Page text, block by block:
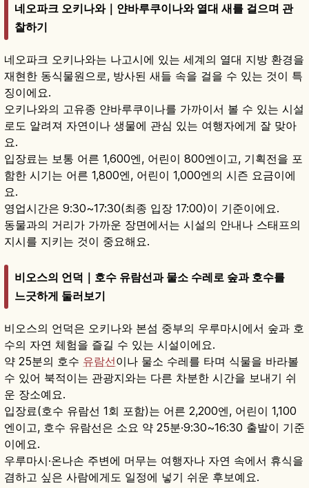
네오파크 오키나와｜얀바루쿠이나와 열대 새를 걸으며 관
찰하기
네오파크 오키나와는 나고시에 있는 세계의 열대 지방 환경을
재현한 동식물원으로, 방사된 새들 속을 걸을 수 있는 것이 특
징이에요.
오키나와의 고유종 얀바루쿠이나를 가까이서 볼 수 있는 시설
로도 알려져 자연이나 생물에 관심 있는 여행자에게 잘 맞아
요.
입장료는 보통 어른 1,600엔, 어린이 800엔이고, 기획전을 포
함한 시기는 어른 1,800엔, 어린이 1,000엔의 시즌 요금이에
요.
영업시간은 9:30~17:30(최종 입장 17:00)이 기준이에요.
동물과의 거리가 가까운 장면에서는 시설의 안내나 스태프의
지시를 지키는 것이 중요해요.
비오스의 언덕｜호수 유람선과 물소 수레로 숲과 호수를
느긋하게 둘러보기
비오스의 언덕은 오키나와 본섬 중부의 우루마시에서 숲과 호
수의 자연 체험을 즐길 수 있는 시설이에요.
약 25분의 호수 유람선이나 물소 수레를 타며 식물을 바라볼
수 있어 북적이는 관광지와는 다른 차분한 시간을 보내기 쉬
운 장소예요.
입장료(호수 유람선 1회 포함)는 어른 2,200엔, 어린이 1,100
엔이고, 호수 유람선은 소요 약 25분·9:30~16:30 출발이 기준
이에요.
우루마시·온나손 주변에 머무는 여행자나 자연 속에서 휴식을
겸하고 싶은 사람에게도 일정에 넣기 쉬운 후보예요.